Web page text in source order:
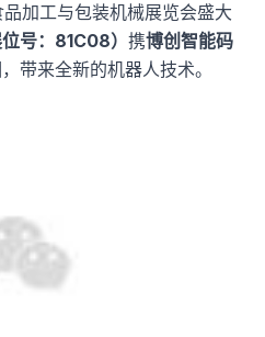
加工与包装机械展览会盛大
号：81C08） 携博创智能码
带来全新的机器人技术。